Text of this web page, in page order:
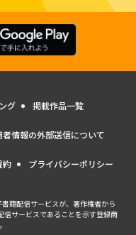
グ 掲載作品一覧
者情報の外部送信について
約 プライバシーポリシー
籍配信サービスが、著作権者から
信サービスであることを示す登録商